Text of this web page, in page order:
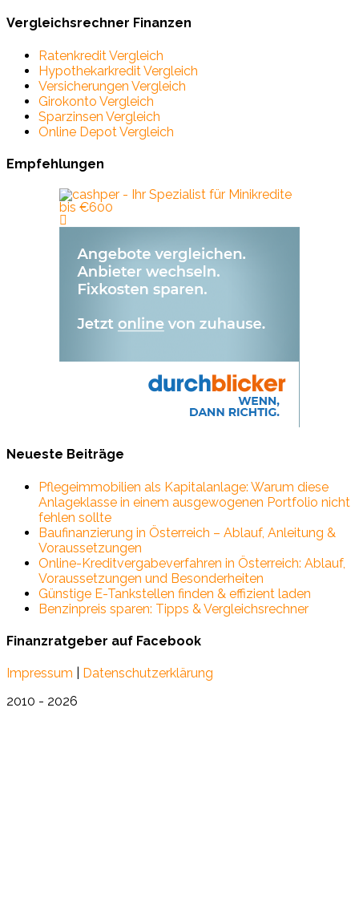
Vergleichsrechner Finanzen
Ratenkredit Vergleich
Hypothekarkredit Vergleich
Versicherungen Vergleich
Girokonto Vergleich
Sparzinsen Vergleich
Online Depot Vergleich
Empfehlungen
Neueste Beiträge
Pflegeimmobilien als Kapitalanlage: Warum diese
Anlageklasse in einem ausgewogenen Portfolio nicht
fehlen sollte
Baufinanzierung in Österreich – Ablauf, Anleitung &
Voraussetzungen
Online-Kreditvergabeverfahren in Österreich: Ablauf,
Voraussetzungen und Besonderheiten
Günstige E-Tankstellen finden & effizient laden
Benzinpreis sparen: Tipps & Vergleichsrechner
Finanzratgeber auf Facebook
Impressum
Datenschutzerklärung
2010 - 2026